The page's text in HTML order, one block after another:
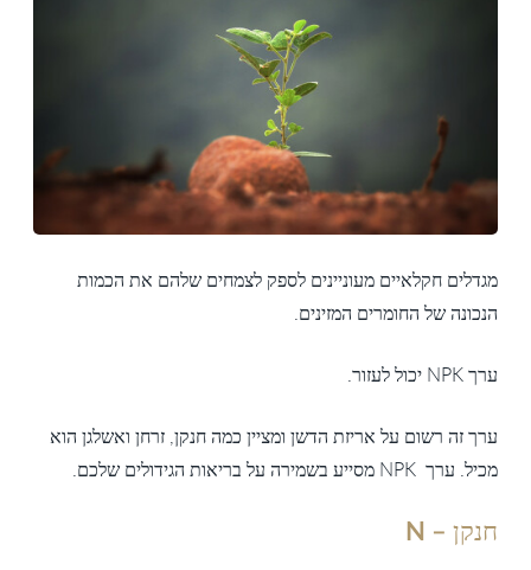
מגדלים חקלאיים מעוניינים לספק לצמחים שלהם את הכמות
הנכונה של החומרים המזינים.
ערך NPK יכול לעזור.
ערך זה רשום על אריזת הדשן ומציין כמה חנקן, זרחן ואשלגן הוא
מכיל. ערך NPK מסייע בשמירה על בריאות הגידולים שלכם.
חנקן – N